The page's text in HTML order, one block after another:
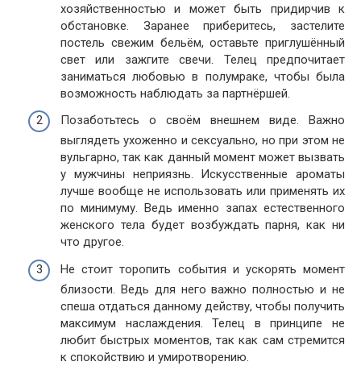
хозяйственностью и может быть придирчив к
обстановке. Заранее приберитесь, застелите
постель свежим бельём, оставьте приглушённый
свет или зажгите свечи. Телец предпочитает
заниматься любовью в полумраке, чтобы была
возможность наблюдать за партнёршей.
Позаботьтесь о своём внешнем виде. Важно
выглядеть ухоженно и сексуально, но при этом не
вульгарно, так как данный момент может вызвать
у мужчины неприязнь. Искусственные ароматы
лучше вообще не использовать или применять их
по минимуму. Ведь именно запах естественного
женского тела будет возбуждать парня, как ни
что другое.
Не стоит торопить события и ускорять момент
близости. Ведь для него важно полностью и не
спеша отдаться данному действу, чтобы получить
максимум наслаждения. Телец в принципе не
любит быстрых моментов, так как сам стремится
к спокойствию и умиротворению.